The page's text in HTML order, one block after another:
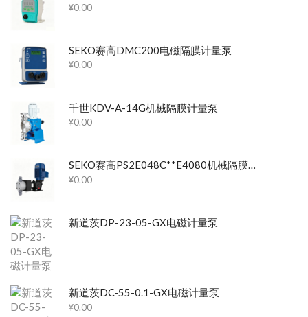
¥0.00
SEKO赛高DMC200电磁隔膜计量泵
¥0.00
千世KDV-A-14G机械隔膜计量泵
¥0.00
SEKO赛高PS2E048C**E4080机械隔膜计量泵
¥0.00
新道茨DP-23-05-GX电磁计量泵
新道茨DC-55-0.1-GX电磁计量泵
¥0.00